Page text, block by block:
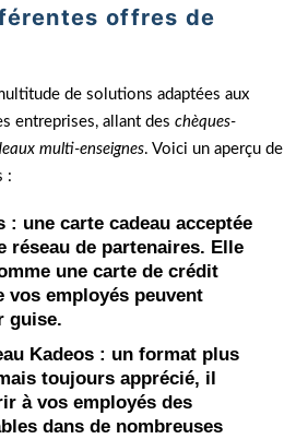
offres de
de solutions adaptées aux
entreprises, allant des chèques-
multi-enseignes. Voici un aperçu de
:
: une carte cadeau acceptée
réseau de partenaires. Elle
une carte de crédit
vos employés peuvent
guise.
Kadeos : un format plus
toujours apprécié, il
à vos employés des
dans de nombreuses